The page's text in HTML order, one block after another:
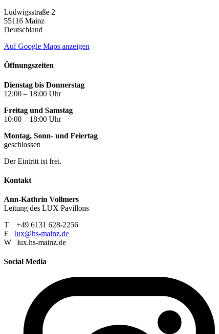
Ludwigsstraße 2
55116 Mainz
Deutschland
Auf Google Maps anzeigen
Öffnungszeiten
Dienstag bis Donnerstag
12:00 – 18:00 Uhr
Freitag und Samstag
10:00 – 18:00 Uhr
Montag, Sonn- und Feiertag
geschlossen
Der Eintritt ist frei.
Kontakt
Ann-Kathrin Vollmers
Leitung des LUX Pavillons
T +49 6131 628-2256
E lux@hs-mainz.de
W lux.hs-mainz.de
Social Media